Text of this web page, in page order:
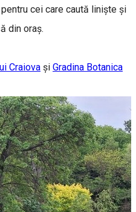
cei care caută liniște și
din oraș.
Craiova și Gradina Botanica